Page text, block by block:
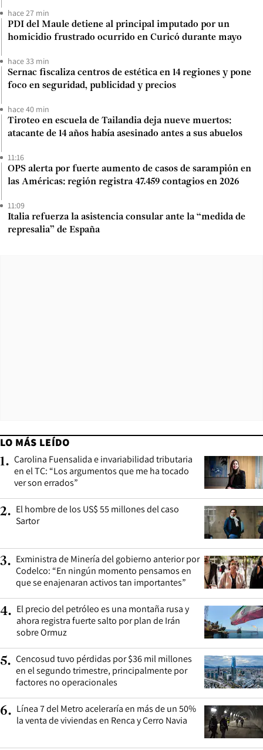
hace 27 min
PDI del Maule detiene al principal imputado por un
homicidio frustrado ocurrido en Curicó durante mayo
hace 33 min
Sernac fiscaliza centros de estética en 14 regiones y pone
foco en seguridad, publicidad y precios
hace 40 min
Tiroteo en escuela de Tailandia deja nueve muertos:
atacante de 14 años había asesinado antes a sus abuelos
11:16
OPS alerta por fuerte aumento de casos de sarampión en
las Américas: región registra 47.459 contagios en 2026
11:09
Italia refuerza la asistencia consular ante la “medida de
represalia” de España
LO MÁS LEÍDO
1. Carolina Fuensalida e invariabilidad tributaria
en el TC: “Los argumentos que me ha tocado
ver son errados”
2. El hombre de los US$ 55 millones del caso
Sartor
3. Exministra de Minería del gobierno anterior por
Codelco: “En ningún momento pensamos en
que se enajenaran activos tan importantes”
4. El precio del petróleo es una montaña rusa y
ahora registra fuerte salto por plan de Irán
sobre Ormuz
5. Cencosud tuvo pérdidas por $36 mil millones
en el segundo trimestre, principalmente por
factores no operacionales
6. Línea 7 del Metro aceleraría en más de un 50%
la venta de viviendas en Renca y Cerro Navia